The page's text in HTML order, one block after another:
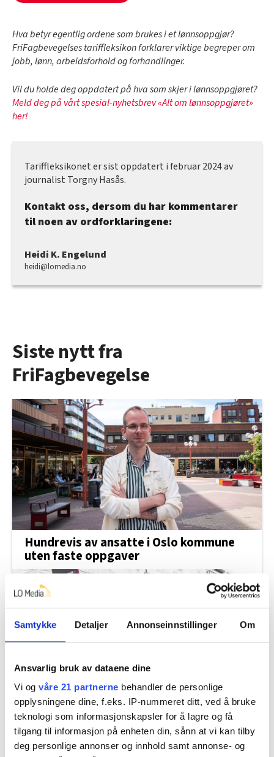
Samtykke Detaljer Annonseinnstillinger Om
Ansvarlig bruk av dataene dine
Vi og våre 21 partnerne behandler de personlige
opplysningene dine, f.eks. IP-nummeret ditt, ved å bruke
teknologi som informasjonskapsler for å lagre og få
tilgang til informasjon på enheten din, sånn at vi kan tilby
deg personlige annonser og innhold samt annonse- og
Hva betyr egentlig ordene som brukes i et lønnsoppgjør?
FriFagbevegelses tariffleksikon forklarer viktige begreper om
jobb, lønn, arbeidsforhold og forhandlinger.
Vil du holde deg oppdatert på hva som skjer i lønnsoppgjøret?
Meld deg på vårt spesial-nyhetsbrev «Alt om lønnsoppgjøret»
her!
Tariffleksikonet er sist oppdatert i februar 2024 av
journalist Torgny Hasås.
Kontakt oss, dersom du har kommentarer
til noen av ordforklaringene:
Heidi K. Engelund
heidi@lomedia.no
Siste nytt fra
FriFagbevegelse
Hundrevis av ansatte i Oslo kommune
uten faste oppgaver
Derfor kan det bli SAS-streik til helgen